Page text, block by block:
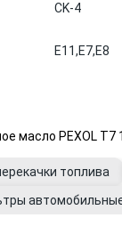
CK-4
E11,E7,E8
масло PEXOL T7
топлива